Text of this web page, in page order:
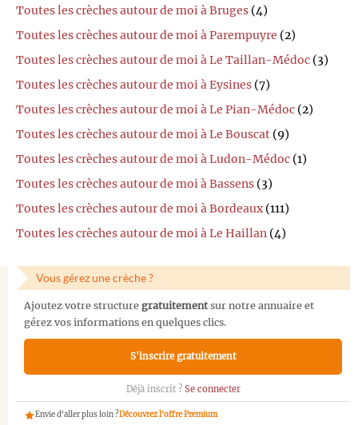
Toutes les crèches autour de moi à Bruges (4)
Toutes les crèches autour de moi à Parempuyre (2)
Toutes les crèches autour de moi à Le Taillan-Médoc (3)
Toutes les crèches autour de moi à Eysines (7)
Toutes les crèches autour de moi à Le Pian-Médoc (2)
Toutes les crèches autour de moi à Le Bouscat (9)
Toutes les crèches autour de moi à Ludon-Médoc (1)
Toutes les crèches autour de moi à Bassens (3)
Toutes les crèches autour de moi à Bordeaux(111)
Toutes les crèches autour de moi à Le Haillan (4)
Vous gérez une crèche ?
Ajoutez votre structure gratuitementsur notre annuaire et
gérez vos informations en quelques clics.
S'inscrire gratuitement
Déjà inscrit ? Se connecter
Envie d'aller plus loin ?Découvrez l'offre Premium